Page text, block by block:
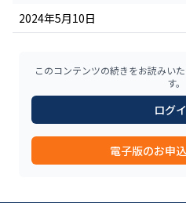
2024年5月10日
このコンテンツの続きをお読みい
す。
ログ
電子版のお申